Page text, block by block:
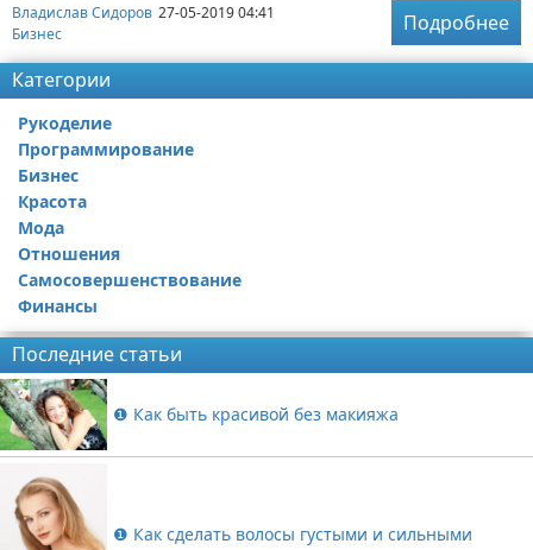
Владислав Сидоров 27-05-2019 04:41
Бизнес
Подробнее
Категории
Рукоделие
Программирование
Бизнес
Красота
Мода
Отношения
Самосовершенствование
Финансы
Последние статьи
❶ Как быть красивой без макияжа
❶ Как сделать волосы густыми и сильными